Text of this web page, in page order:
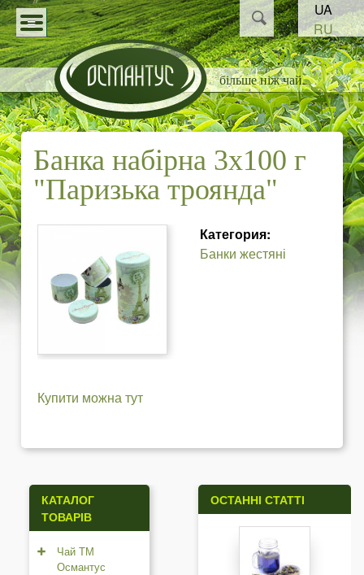
Перейти
до
основного
матеріалу
UA
RU
Пошукова
форма
Пошук
О
С
М
А
Т
більше ніж чай
КАТАЛОГ
СТАТТІ
НОВИНИ
ПАРТНЕРАМ
Банка набірна 3x100 г
"Паризька троянда"
Категория:
Банки жестяні
Купити можна тут
КАТАЛОГ
ТОВАРІВ
Чай ТМ
Османтус
ОСТАННІ СТАТТІ